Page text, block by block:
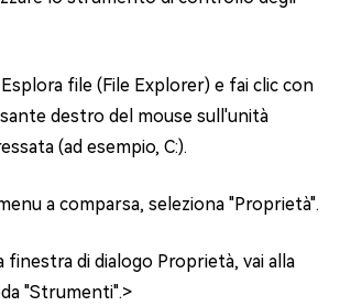
file (File Explorer) e fai clic con
destro del mouse sull'unità
(ad esempio, C:).
a comparsa, seleziona "Proprietà".
finestra di dialogo Proprietà, vai alla
"Strumenti".>